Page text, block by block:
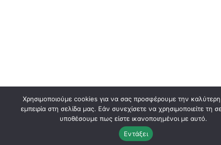
Χρησιμοποιούμε cookies για να σας προσφέρουμε την
εμπειρία στη σελίδα μας. Εάν συνεχίσετε να χρησιμοποιείτε τη
υποθέσουμε πως είστε ικανοποιημένοι με αυτό.
Εντάξει